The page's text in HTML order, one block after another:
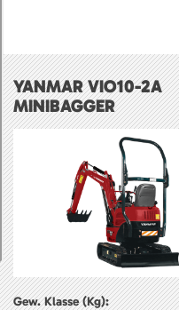
YANMAR VIO10-2A
MINIBAGGER
Gew. Klasse (Kg):